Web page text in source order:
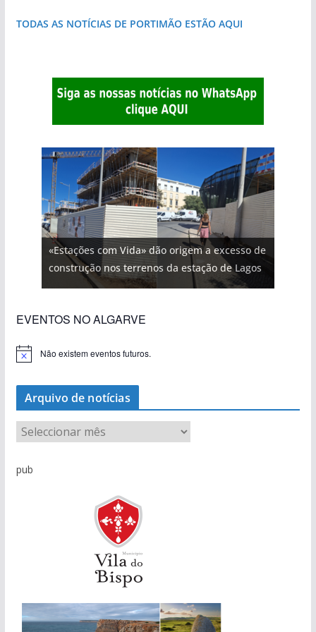
TODAS AS NOTÍCIAS DE PORTIMÃO ESTÃO AQUI
«Estações com Vida» dão origem a excesso de
construção nos terrenos da estação de Lagos
EVENTOS NO ALGARVE
Não existem eventos futuros.
Arquivo de notícias
r
pub